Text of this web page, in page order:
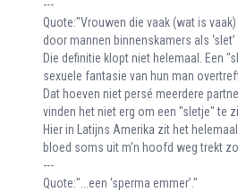
---
Quote:"Vrouwen die vaak (wat is
door mannen binnenskamers als
Die definitie klopt niet helemaal. Een
sexuele fantasie van hun man
Dat hoeven niet persé meerdere
vinden het niet erg om een "sletje" te
Hier in Latijns Amerika zit het
bloed soms uit m'n hoofd weg trekt
---
Quote:"...een ‘sperma emmer’."